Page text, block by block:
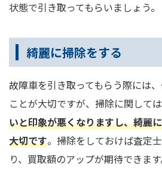
状態で引き取ってもらいましょう。
綺麗に掃除をする
故障車を引き取ってもらう際には
ことが大切ですが、掃除に関しては
いと印象が悪くなりますし、綺麗
大切です。掃除をしておけば査定
り、買取額のアップが期待できま